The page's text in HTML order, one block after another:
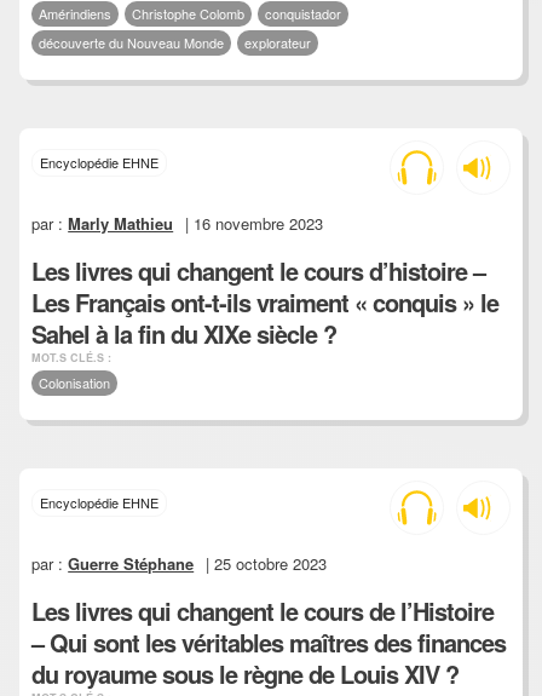
Amérindiens Christophe Colomb
conquistador
découverte du Nouveau Monde
explorateur
Encyclopédie EHNE
par :Marly Mathieu | 16 novembre 2023
Les livres qui changent le cours d’histoire –
Les Français ont-t-ils vraiment « conquis » le
Sahel à la fin du XIXe siècle ?
MOT.S CLÉ.S :
Colonisation
Encyclopédie EHNE
par :Guerre Stéphane | 25 octobre 2023
Les livres qui changent le cours de l’Histoire
– Qui sont les véritables maîtres des finances
du royaume sous le règne de Louis XIV ?